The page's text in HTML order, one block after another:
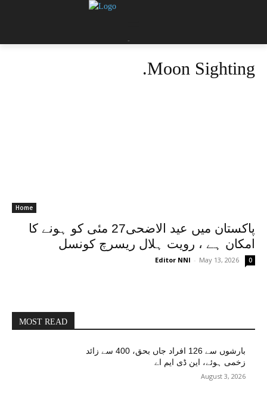
-
.Moon Sighting
Home
پاکستان میں عید الاضحی27 مئی کو ہونے کا
امکان ہے ، رویت ہلال ریسرچ کونسل
Editor NNI - May 13, 2026 0
MOST READ
بارشوں سے 126 افراد جاں بحق، 400 سے زائد
زخمی ہوئے، این ڈی ایم اے
August 3, 2026